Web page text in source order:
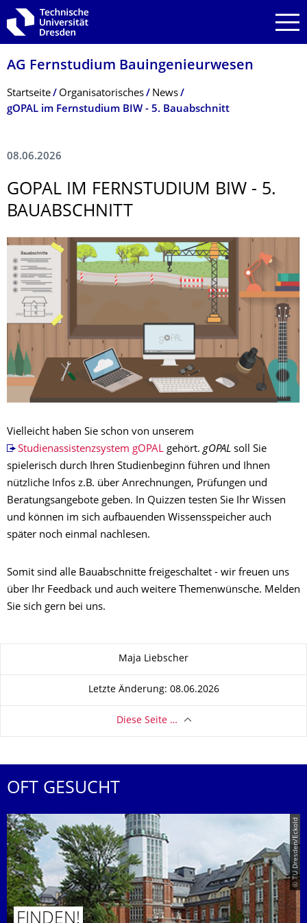
Zur Hauptnavigation springen
Zur Suche springen
Zum Inhalt springen
AG Fernstudium Bauingenieurwesen
Breadcrumb-Menü
Startseite Organisa­torisches
News
gOPAL im Fernstudium BIW - 5. Bauabschnitt
08.06.2026
GOPAL IM FERNSTUDIUM BIW - 5.
BAUABSCHNITT
Vielleicht haben Sie schon von unserem
Studienassistenzsystem gOPALgehört. gOPALsoll Sie
spielerisch durch Ihren Studienbeginn führen und Ihnen
nützliche Infos z.B. über Anrechnungen, Prüfungen und
Beratungsangebote geben. In Quizzen testen Sie Ihr Wissen
und können im sich aufbauenden Wissensspeicher auch
später noch einmal nachlesen.
Somit sind alle Bauabschnitte freigeschaltet - wir freuen uns
über Ihr Feedback und auch weitere Themenwünsche. Melden
Sie sich gern bei uns.
Maja Liebscher
Letzte Änderung: 08.06.2026
Diese Seite …
OFT GESUCHT
© TU Dresden/Eckold